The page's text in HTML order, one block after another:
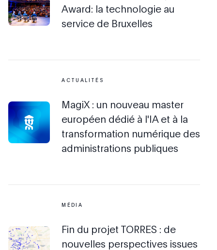
Award: la technologie au
service de Bruxelles
ACTUALITÉS
MagiX : un nouveau master
européen dédié à l'IA et à la
transformation numérique des
administrations publiques
MÉDIA
Fin du projet TORRES : de
nouvelles perspectives issues